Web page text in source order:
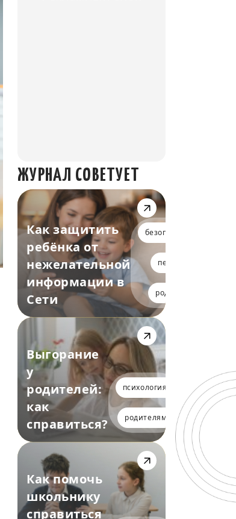
ЖУРНАЛ СОВЕТУЕТ
Как защитить
ребёнка от
нежелательной
информации в
Сети
безопасность
педагогам
родителям
Выгорание
у
родителей:
как
справиться?
психология
родителям
Как помочь
школьнику
справиться